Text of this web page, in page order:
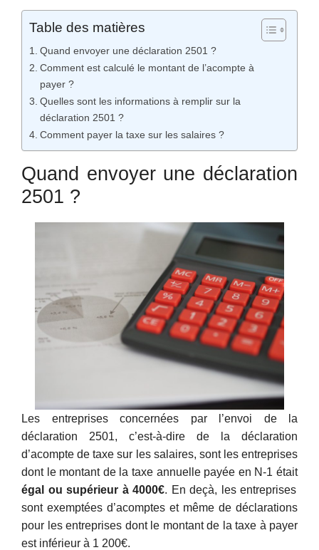
Table des matières
Quand envoyer une déclaration 2501 ?
Comment est calculé le montant de l’acompte à
payer ?
Quelles sont les informations à remplir sur la
déclaration 2501 ?
Comment payer la taxe sur les salaires ?
Quand envoyer une déclaration
2501 ?
Les entreprises concernées par l’envoi de la
déclaration 2501, c’est-à-dire de la déclaration
d’acompte de taxe sur les salaires, sont les entreprises
dont le montant de la taxe annuelle payée en N-1 était
égal ou supérieur à 4000€. En deçà, les entreprises
sont exemptées d’acomptes et même de déclarations
pour les entreprises dont le montant de la taxe à payer
est inférieur à 1 200€.